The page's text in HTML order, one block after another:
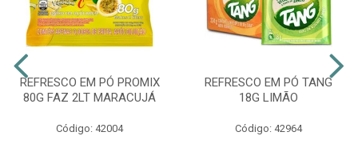
REFRESCO EM PÓ PROMIX
80G FAZ 2LT MARACUJÁ
Código: 42004
REFRESCO EM PÓ TANG
18G LIMÃO
Código: 42964